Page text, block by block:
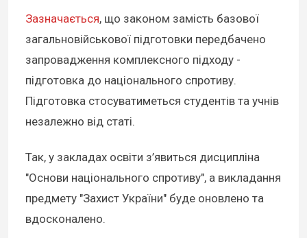
Зазначається, що законом замість базової
загальновійськової підготовки передбачено
запровадження комплексного підходу -
підготовка до національного спротиву.
Підготовка стосуватиметься студентів та учнів
незалежно від статі.
Так, у закладах освіти з’явиться дисципліна
"Основи національного спротиву", а викладання
предмету "Захист України" буде оновлено та
вдосконалено.